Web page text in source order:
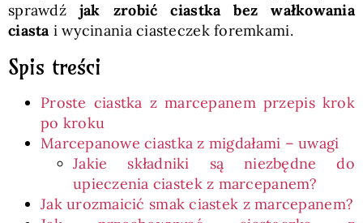
sprawdźjak zrobić ciastka bez wałkowania
ciastai wycinania ciasteczek foremkami.
Spis treści
Proste ciastka z marcepanem przepis krok
po kroku
Marcepanowe ciastka z migdałami – uwagi
Jakie składniki są niezbędne do
upieczenia ciastek z marcepanem?
Jak urozmaicić smak ciastek z marcepanem?